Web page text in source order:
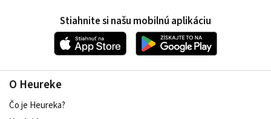
O Heureke
Čo je Heureka?
Stiahnite si našu mobilnú aplikáciu